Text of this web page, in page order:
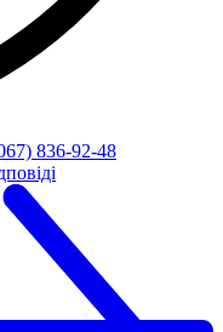
836-92-48